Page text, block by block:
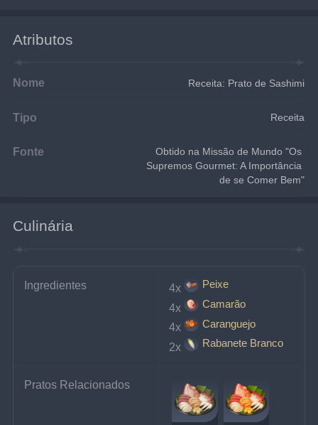
Atributos
Nome Receita: Prato de Sashimi
Tipo Receita
Fonte
Obtido na Missão de Mundo "Os
Supremos Gourmet: A Importância
de se Comer Bem"
Culinária
Ingredientes 4x
Peixe
4x
Camarão
4x
Caranguejo
2x
Rabanete Branco
Pratos Relacionados